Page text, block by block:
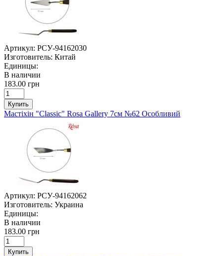
Артикул: РСУ-94162030
Изготовитель: Китай
Единицы:
В наличии
183.00 грн
Купить
Мастіхін "Classic" Rosa Gallery 7см №62 Особливий
Артикул: РСУ-94162062
Изготовитель: Украина
Единицы:
В наличии
183.00 грн
Купить